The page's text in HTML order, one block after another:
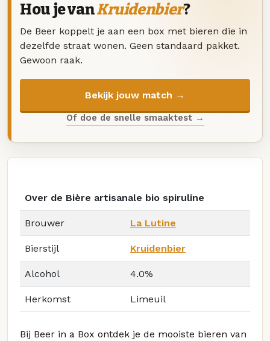
Hou je vanKruidenbier?
De Beer koppelt je aan een box met bieren die in
dezelfde straat wonen. Geen standaard pakket.
Gewoon raak.
Bekijk jouw match →
Of doe de snelle smaaktest →
Over de Bière artisanale bio spiruline
Brouwer La Lutine
Bierstijl Kruidenbier
Alcohol 4.0%
Herkomst Limeuil
Bij Beer in a Box ontdek je de mooiste bieren van